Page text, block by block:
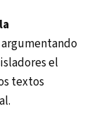
argumentando
el
textos